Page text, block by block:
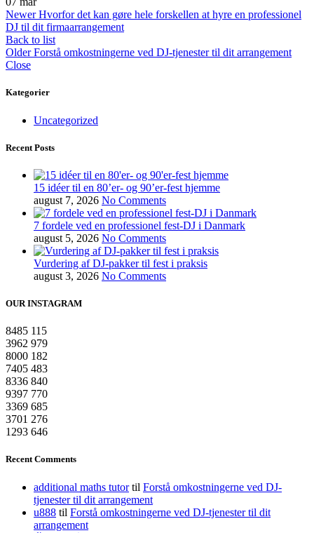
Newer Hvorfor det kan gøre hele forskellen at hyre en professionel
DJ til dit firmaarrangement
Back to list
Older Forstå omkostningerne ved DJ-tjenester til dit arrangement
Close
Kategorier
Uncategorized
Recent Posts
15 idéer til en 80’er- og 90’er-fest hjemme
august 7, 2026 No Comments
7 fordele ved en professionel fest-DJ i Danmark
august 5, 2026 No Comments
Vurdering af DJ-pakker til fest i praksis
august 3, 2026 No Comments
OUR INSTAGRAM
8485 115
3962 979
8000 182
7405 483
8336 840
9397 770
3369 685
3701 276
1293 646
Recent Comments
additional maths tutortil Forstå omkostningerne ved DJ-
tjenester til dit arrangement
u888 til Forstå omkostningerne ved DJ-tjenester til dit
arrangement